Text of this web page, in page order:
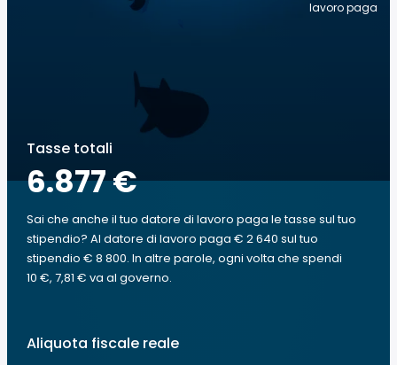
lavoro paga
Tasse totali
6.877 €
Sai che anche il tuo datore di lavoro paga le tasse sul tuo
stipendio? Al datore di lavoro paga € 2 640 sul tuo
stipendio € 8 800. In altre parole, ogni volta che spendi
10 €, 7,81 € va al governo.
Aliquota fiscale reale